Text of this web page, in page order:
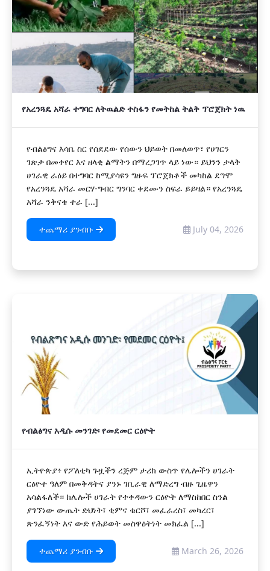
የአረንጓዴ አሻራ ተግባር ለትዉልድ ተስፋን የመትከል ትልቅ ፕሮጀክት ነዉ
የብልፅግና እሳቤ ስር የሰደደው የሰውን ህይወት በመለወጥ፣ የሀገርን
ገጽታ በመቀየር እና ዘላቂ ልማትን በማረጋገጥ ላይ ነው። ይህንን ታላቅ
ሀገራዊ ራዕይ በተግባር ከሚያሳዩን ግዙፍ ፕሮጀክቶች መካከል ደግሞ
የአረንጓዴ አሻራ መርሃ-ግብር ግንባር ቀደሙን ስፍራ ይይዛል። የአረንጓዴ
አሻራ ንቅናቄ ተራ [...]
ተጨማሪ ያንብቡ July 04, 2026
የብልፅግና አዲሱ መንገድ፡ የመደመር ርዕዮት
ኢትዮጵያ፥ የፖለቲካ ጉዟችን ረጅም ታሪክ ውስጥ የሌሎችን ሀገራት
ርዕዮተ ዓለም በመቅዳትና ያንኑ ገቢራዊ ለማድረግ ብዙ ጊዜዋን
አሳልፋለች። ከሌሎች ሀገራት የተቀዳውን ርዕዮት ለማስከበር ስንል
ያገኘነው ውጤት ድህነት፣ ቂምና ቁርሾ፣ መፈራረስ፣ መካረር፣
ጽንፈኝነት እና ውድ የሕይወት መስዋዕትነት መክፈል [...]
ተጨማሪ ያንብቡ March 26, 2026